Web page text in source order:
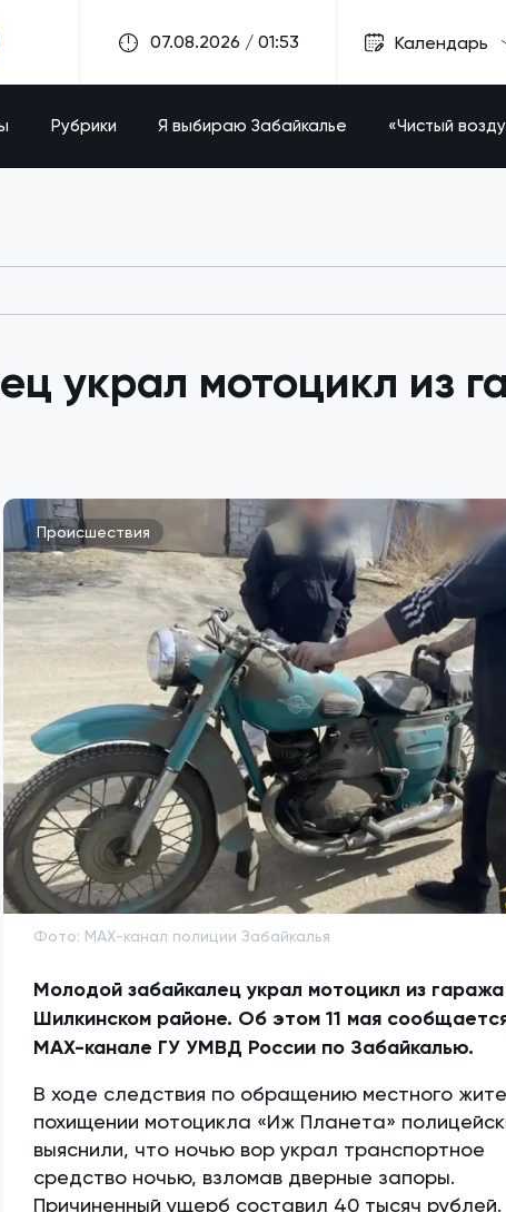
07.08.2026 / 01:53 Календарь
Рубрики Я выбираю Забайкалье «Чистый
украл мотоцикл из
Происшествия
Фото: MAX-канал полиции Забайкалья
Молодой забайкалец украл мотоцикл из
Шилкинском районе. Об этом 11 мая
MAX-канале ГУ УМВД России по Забайкалью.
В ходе следствия по обращению местного
похищении мотоцикла «Иж Планета»
выяснили, что ночью вор украл транспортное
средство ночью, взломав дверные запоры.
Причиненный ущерб составил 40 тысяч рублей.